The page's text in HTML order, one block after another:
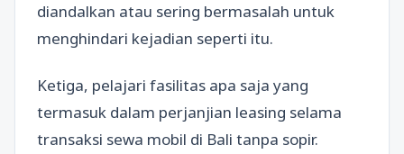
diandalkan atau sering bermasalah untuk
menghindari kejadian seperti itu.
Ketiga, pelajari fasilitas apa saja yang
termasuk dalam perjanjian leasing selama
transaksi sewa mobil di Bali tanpa sopir.